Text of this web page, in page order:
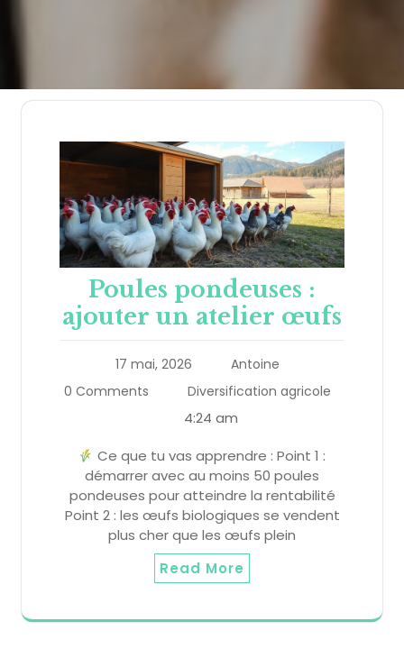
Poules pondeuses :
ajouter un atelier œufs
17 mai, 2026
Antoine
0 Comments
Diversification agricole
4:24 am
Ce que tu vas apprendre : Point 1 :
démarrer avec au moins 50 poules
pondeuses pour atteindre la rentabilité
Point 2 : les œufs biologiques se vendent
plus cher que les œufs plein
Read More